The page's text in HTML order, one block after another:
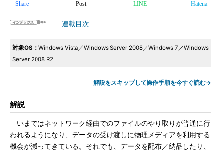
Share Post LINE Hatena
連載目次
対象OS： Windows Vista／Windows Server 2008／Windows 7／Windows
Server 2008 R2
解説をスキップして操作手順を今すぐ読む→
解説
いまではネットワーク経由でのファイルのやり取りが普通に行
われるようになり、データの受け渡しに物理メディアを利用する
機会が減ってきている。それでも、データを配布／納品したり、